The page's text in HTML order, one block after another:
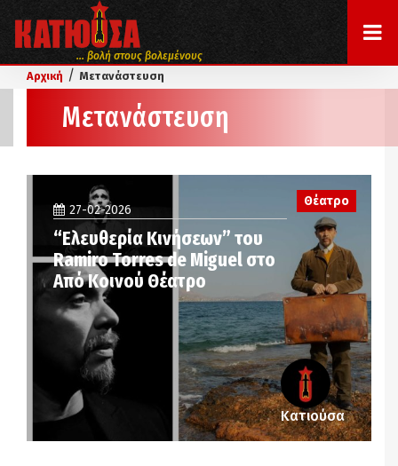
... βολή στους βολεμένους
Αρχική / Μετανάστευση
Μετανάστευση
Θέατρο
27-02-2026
“Ελευθερία Κινήσεων” του
Ramiro Torres de Miguel στο
Από Κοινού Θέατρο
Κατιούσα